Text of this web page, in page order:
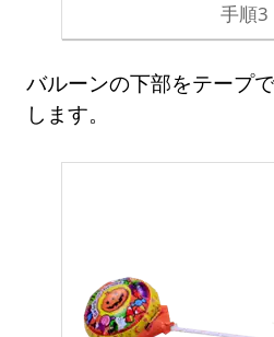
手順3
バルーンの下部をテープ
します。